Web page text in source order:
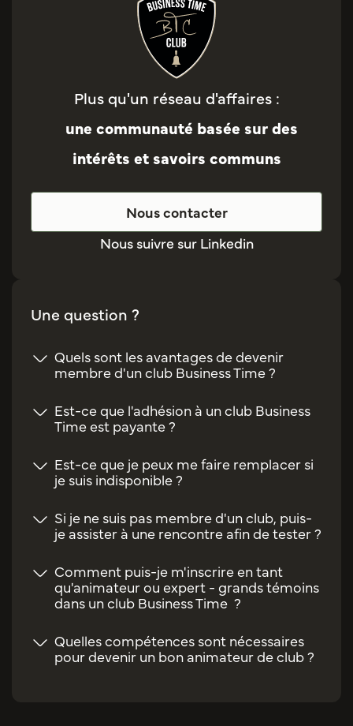
Plus qu'un réseau d'affaires :
une communauté basée sur des
intérêts et savoirs communs
Nous contacter
Nous suivre sur Linkedin
Une question ?
Quels sont les avantages de devenir
membre d'un club Business Time ?
Est-ce que l'adhésion à un club Business
Time est payante ?
Est-ce que je peux me faire remplacer si
je suis indisponible ?
Si je ne suis pas membre d'un club, puis-
je assister à une rencontre afin de tester ?
Comment puis-je m'inscrire en tant
qu'animateur ou expert - grands témoins
dans un club Business Time ?
Quelles compétences sont nécessaires
pour devenir un bon animateur de club ?